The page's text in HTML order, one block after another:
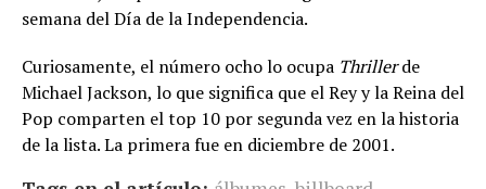
semana del Día de la Independencia.
Curiosamente, el número ocho lo ocupa Thrillerde
Michael Jackson, lo que significa que el Rey y la Reina del
Pop comparten el top 10 por segunda vez en la historia
de la lista. La primera fue en diciembre de 2001.